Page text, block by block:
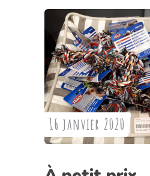
16 janvier 2020